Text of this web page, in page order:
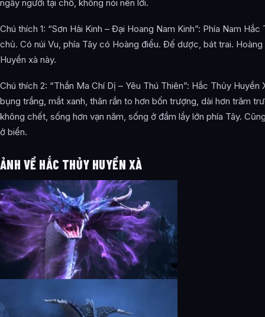
ngây người tại chỗ, không nói nên lời.
Chú thích 1: “Sơn Hải Kinh – Đại Hoang Nam Kinh”: Phía Nam
chủ. Có núi Vu, phía Tây có Hoàng điểu. Đế dược, bát trai. Hoàng
Huyền xà này.
Chú thích 2: “Thần Ma Chí Dị – Yêu Thú Thiên”: Hắc Thủy Huyền
bụng trắng, mắt xanh, thân rắn to hơn bốn trượng, dài hơn trăm
không chết, sống hơn vạn năm, sống ở đầm lầy lớn phía Tây.
ở biển.
ẢNH VỀ HẮC THỦY HUYỀN XÀ